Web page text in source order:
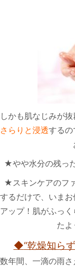
しかも肌なじみが
さらりと浸透するの
★やや水分の残っ
★スキンケアのフ
するだけで、いま
アップ！肌がふっ
たよ
◆“乾燥知ら
数年間、一滴の雨